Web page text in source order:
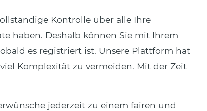
Kontrolle über alle Ihre
haben. Deshalb können Sie mit Ihrem
es registriert ist. Unsere Plattform hat
Komplexität zu vermeiden. Mit der Zeit
jederzeit zu einem fairen und